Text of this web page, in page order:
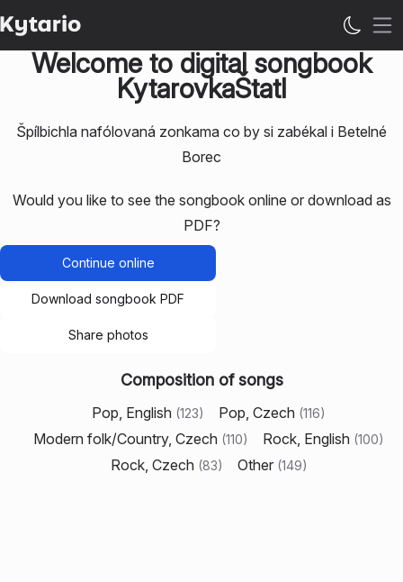
Welcome to digital songbook
KytarovkaŠtatl
Špílbichla nafólovaná zonkama co by si zabékal i Betelné
Borec
Would you like to see the songbook online or download as
PDF?
Continue online
Download songbook PDF
Share photos
Composition of songs
Pop, English (123) Pop, Czech (116)
Modern folk/Country, Czech (110) Rock, English (100)
Rock, Czech (83) Other (149)